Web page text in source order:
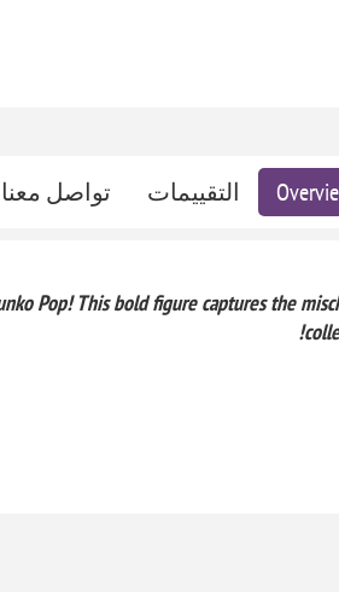
التقييمات تواصل معنا
Pop! This bold figure captures the